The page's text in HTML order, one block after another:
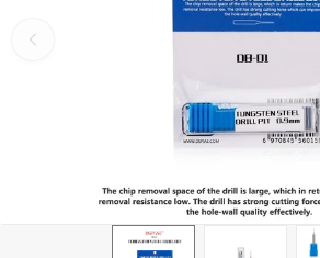
media
widoku
galerii